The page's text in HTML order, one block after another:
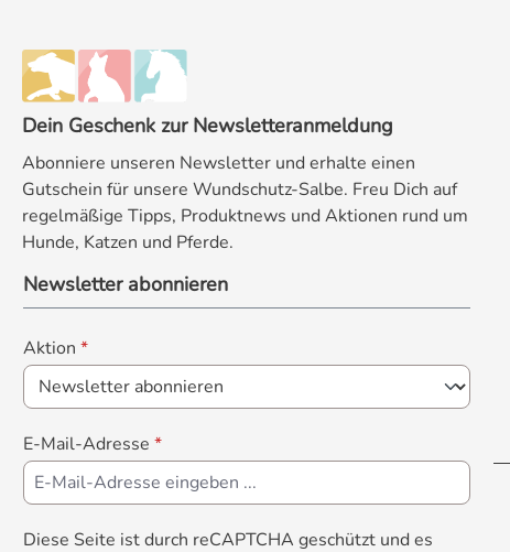
Dein Geschenk zur Newsletteranmeldung
Abonniere unseren Newsletter und erhalte einen
Gutschein für unsere Wundschutz-Salbe. Freu Dich auf
regelmäßige Tipps, Produktnews und Aktionen rund um
Hunde, Katzen und Pferde.
Newsletter abonnieren
Aktion *
E-Mail-Adresse *
Diese Seite ist durch reCAPTCHA geschützt und es